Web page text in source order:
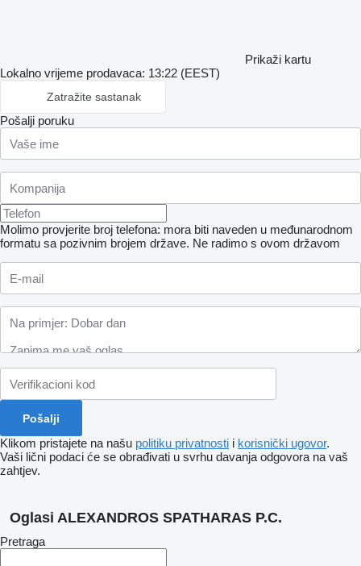
Prikaži kartu
Lokalno vrijeme prodavaca: 13:22 (EEST)
Zatražite sastanak
Pošalji poruku
Molimo provjerite broj telefona: mora biti naveden u međunarodnom
formatu sa pozivnim brojem države. Ne radimo s ovom državom
Klikom pristajete na našu politiku privatnosti i korisnički ugovor.
Vaši lični podaci će se obrađivati ​​u svrhu davanja odgovora na vaš
zahtjev.
Oglasi ALEXANDROS SPATHARAS P.C.
Pretraga